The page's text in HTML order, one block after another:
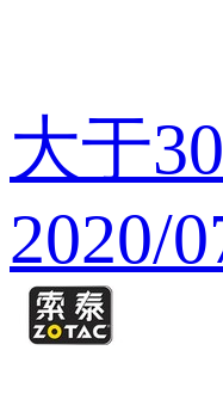
大于
2020/